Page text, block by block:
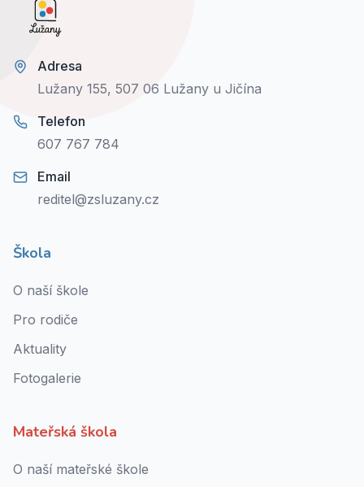
Adresa
Lužany 155, 507 06 Lužany u Jičína
Telefon
607 767 784
Email
reditel@zsluzany.cz
Škola
O naší škole
Pro rodiče
Aktuality
Fotogalerie
Mateřská škola
O naší mateřské škole